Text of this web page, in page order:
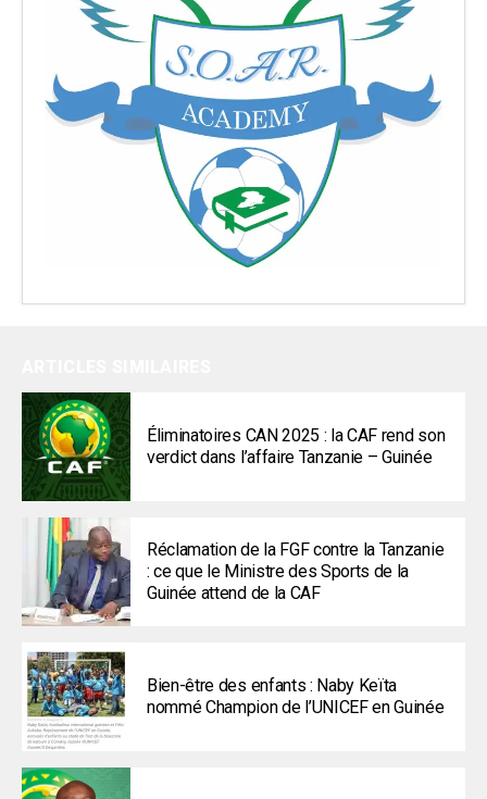
Éliminatoires CAN 2025 : la CAF rend son
verdict dans l’affaire Tanzanie – Guinée
Réclamation de la FGF contre la Tanzanie
: ce que le Ministre des Sports de la
Guinée attend de la CAF
Bien-être des enfants : Naby Keïta
nommé Champion de l’UNICEF en Guinée